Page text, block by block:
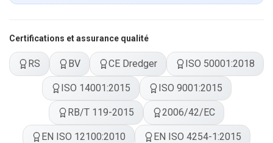
Certifications et assurance qualité
RS BV CE Dredger ISO 50001:2018
ISO 14001:2015 ISO 9001:2015
RB/T 119-2015 2006/42/EC
EN ISO 12100:2010 EN ISO 4254-1:2015